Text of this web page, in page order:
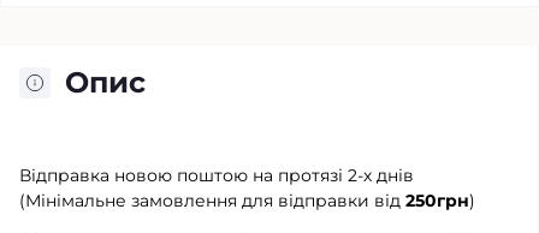
Опис
Відправка новою поштою на протязі 2-х днів
(Мінімальне замовлення для відправки від 250грн)